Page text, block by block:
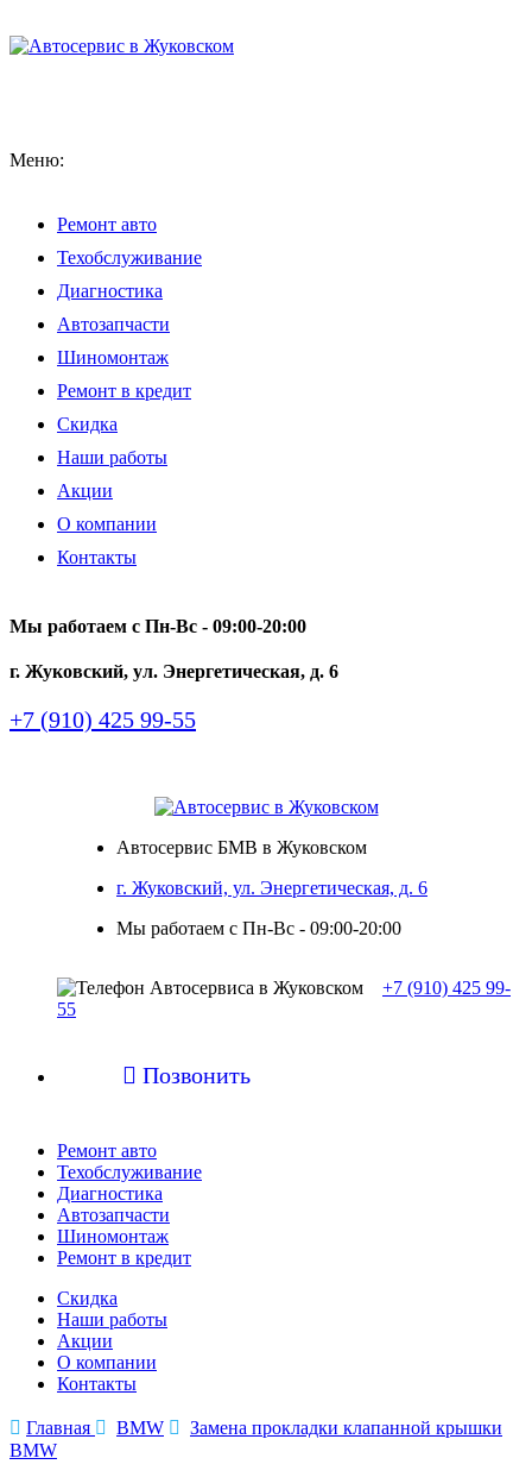
Меню:
Ремонт авто
Техобслуживание
Диагностика
Автозапчасти
Шиномонтаж
Ремонт в кредит
Скидка
Наши работы
Акции
О компании
Контакты
Мы работаем с Пн-Вc - 09:00-20:00
г. Жуковский, ул. Энергетическая, д. 6
+7 (910) 425 99-55
Автосервис БМВ в Жуковском
г. Жуковский, ул. Энергетическая, д. 6
Мы работаем с Пн-Вc - 09:00-20:00
+7 (910) 425 99-
55
 Позвонить
Ремонт авто
Техобслуживание
Диагностика
Автозапчасти
Шиномонтаж
Ремонт в кредит
Скидка
Наши работы
Акции
О компании
Контакты
 Главная  BMW  Замена прокладки клапанной крышки
BMW